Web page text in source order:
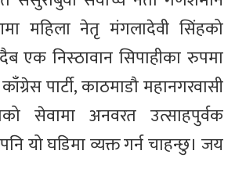
महिला नेतृ मंगलादेवी सिंहको
एक निस्ठावान सिपाहीका रुपमा
पार्टी, काठमाडौ महानगरवासी
सेवामा अनवरत उत्साहपुर्वक
यो घडिमा व्यक्त गर्न चाहन्छु। जय